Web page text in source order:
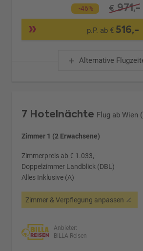
-46% € 971,-
p.P. ab € 516,-
Alternative
7 Hotelnächte Flug ab Wien
Zimmer 1 (2 Erwachsene)
Zimmerpreis ab € 1.033,-
Doppelzimmer Landblick (DBL)
Alles Inklusive (A)
Zimmer & Verpflegung anpassen
Anbieter:
BILLA Reisen